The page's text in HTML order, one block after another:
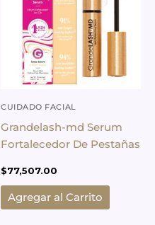
CUIDADO FACIAL
Grandelash-md Serum
Fortalecedor De Pestañas
$77,507.00
Agregar al Carrito